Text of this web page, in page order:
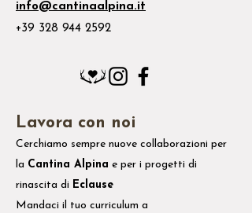
info@cantinaalpina.it
+39 328 944 2592
Lavora con noi
Cerchiamo sempre nuove collaborazioni per
la Cantina Alpina e per i progetti di
rinascita di Eclause
Mandaci il tuo curriculum a